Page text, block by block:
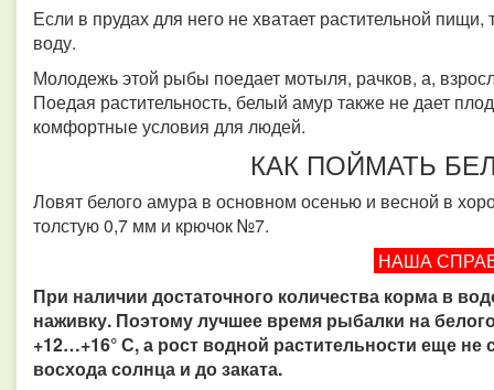
Если в прудах для него не хватает растительной
воду.
Молодежь этой рыбы поедает мотыля, рачков, а,
Поедая растительность, белый амур также не дает
комфортные условия для людей.
КАК ПОЙМАТЬ
Ловят белого амура в основном осенью и весной в
толстую 0,7 мм и крючок №7.
НАША
При наличии достаточного количества корма в
наживку. Поэтому лучшее время рыбалки на
+12…+16° С, а рост водной растительности еще
восхода солнца и до заката.